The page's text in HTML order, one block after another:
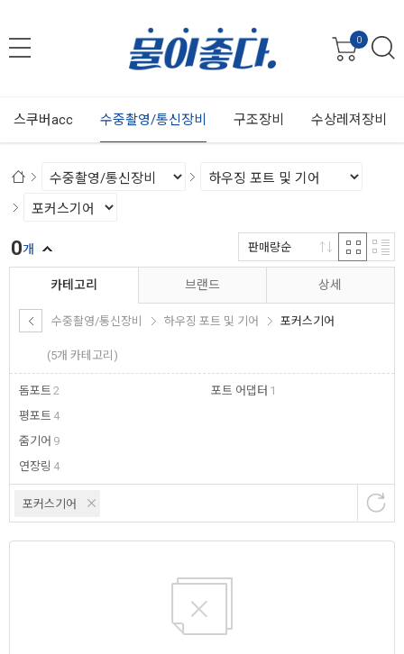
0
스쿠버acc 수중촬영/통신장비 구조장비 수상레져장비
카테고리
수중촬영/통신장비 하우징 포트 및 기어 포커스기어
(5개 카테고리)
돔포트 2
평포트 4
줌기어 9
연장링 4
포트 어댑터 1
브랜드 상세
포커스기어
0개 판매량순